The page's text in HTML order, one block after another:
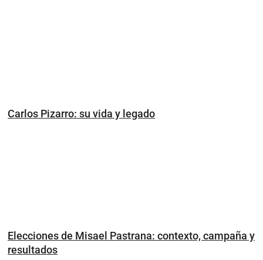
Carlos Pizarro: su vida y legado
Elecciones de Misael Pastrana: contexto, campaña y
resultados